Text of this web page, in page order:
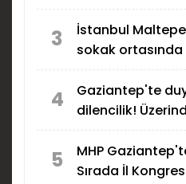
3
İstanbul
sokak
4
Gaziantep'te
dilencilik!
5
MHP
Sırada İl